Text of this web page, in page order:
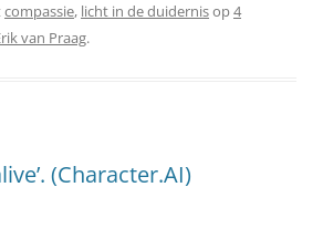
compassie, licht in de duidernisop4
van Praag.
(Character.AI)